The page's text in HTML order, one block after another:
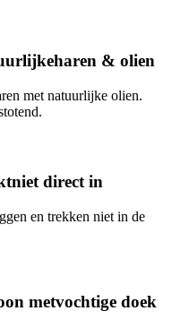
haren & olien
met natuurlijke olien.
niet direct in
en trekken niet in de
metvochtige doek